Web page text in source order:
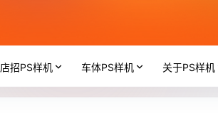
店招PS样机 车体PS样机 关于PS样机